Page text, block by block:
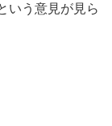
いう意見が見ら